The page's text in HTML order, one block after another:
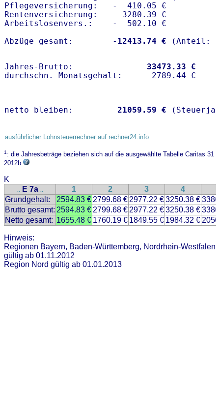
Pflegeversicherung:   -  410.05 €
Rentenversicherung:   - 3280.39 €
Arbeitslosenvers.:    -  502.10 €
Abzüge gesamt:        - 12413.74 €
Jahres-Brutto: 33473.33 €
netto bleiben: 21059.59 €
ausführlicher Lohnsteuerrechner auf rechner24.info
1: die Jahresbeträge beziehen sich auf die ausgewählte Tabelle Caritas 31
2012b
K
.. E 7a .. 1 2 3 4
Grundgehalt:
2594.83 € 2799.68 € 2977.22 €3250.38 €
Brutto gesamt: 2594.83 € 2799.68 € 2977.22 €3250.38 €
Netto gesamt: 1655.48 € 1760.19 € 1849.55 € 1984.32 €
Hinweis:
Regionen Bayern, Baden-Württemberg, Nordrhein-Westfalen
gültig ab 01.11.2012
Region Nord gültig ab 01.01.2013